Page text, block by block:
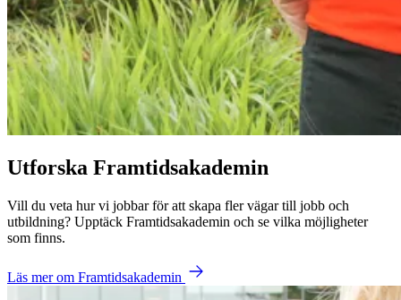
Utforska Framtidsakademin
Vill du veta hur vi jobbar för att skapa fler vägar till jobb och
utbildning? Upptäck Framtidsakademin och se vilka möjligheter
som finns.
Läs mer om Framtidsakademin